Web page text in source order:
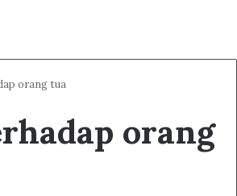
orang tua
orang